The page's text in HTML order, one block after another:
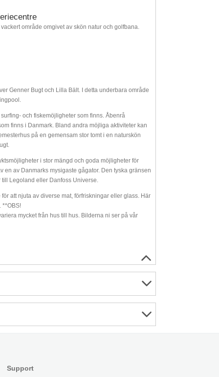
område omgivet av skön natur och golfbana.
Genner Bugt och Lilla Bält. I detta underbara område
och fiskemöjligheter som finns. Åbenrå
finns i Danmark. Bland andra möjliga aktiviteter kan
på en gemensam stor tomt i en naturskön
i stor mängd och goda möjligheter för
en av Danmarks mysigaste gågator. Den tyska gränsen
Legoland eller Danfoss Universe.
att njuta av diverse mat, förfriskningar eller glass. Här
**OBS!
mycket från hus till hus. Bilderna ni ser på vår
Support